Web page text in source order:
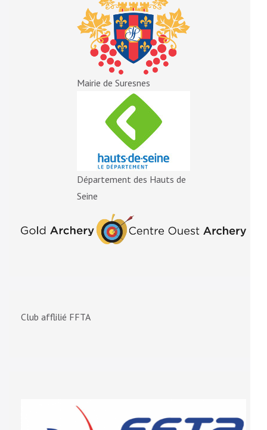
Mairie de Suresnes
Département des Hauts de
Seine
Club afflilié FFTA